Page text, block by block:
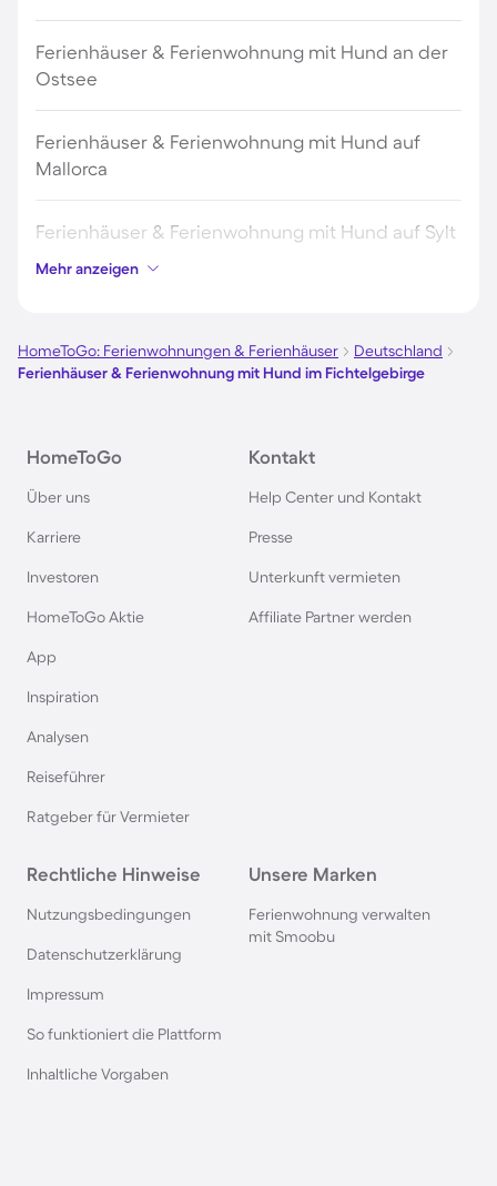
Ferienhäuser & Ferienwohnung mit Hund an der
Ostsee
Ferienhäuser & Ferienwohnung mit Hund auf
Mallorca
Ferienhäuser & Ferienwohnung mit Hund auf Sylt
Ferienhäuser & Ferienwohnung mit Hund auf
Bodensee
Ferienhäuser & Ferienwohnung mit Hund am
Ferienhäuser & Ferienwohnung mit Hund an der
Nordsee
Ferienhäuser & Ferienwohnung mit Hund im
Allgäu
Fehmarn
Mehr anzeigen
HomeToGo: Ferienwohnungen & Ferienhäuser
Deutschland
Ferienhäuser & Ferienwohnung mit Hund im Fichtelgebirge
HomeToGo
Über uns
Karriere
Investoren
HomeToGo Aktie
App
Inspiration
Analysen
Reiseführer
Ratgeber für Vermieter
Kontakt
Help Center und Kontakt
Presse
Unterkunft vermieten
Affiliate Partner werden
Rechtliche Hinweise
Nutzungsbedingungen
Datenschutzerklärung
Impressum
So funktioniert die Plattform
Inhaltliche Vorgaben
Unsere Marken
Ferienwohnung verwalten
mit Smoobu